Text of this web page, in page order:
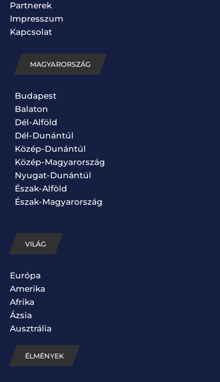
Partnerek
Impresszum
Kapcsolat
MAGYARORSZÁG
Budapest
Balaton
Dél-Alföld
Dél-Dunántúl
Közép-Dunántúl
Közép-Magyarország
Nyugat-Dunántúl
Észak-Alföld
Észak-Magyarország
VILÁG
Európa
Amerika
Afrika
Ázsia
Ausztrália
ÉLMÉNYEK